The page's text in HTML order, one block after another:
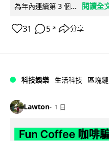
為年內連續第 3 個...
閱讀全
31 5 ↗ 分享
科技娛樂 生活科技 區塊鏈
Lawton 1 日
Fun Coffee 咖啡